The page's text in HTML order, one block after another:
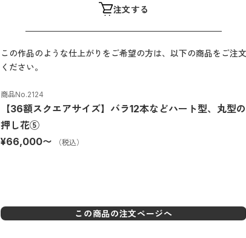
注文する
この作品のような仕上がりをご希望の方は、以下の商品をご注文
ください。
商品No.2124
【36額スクエアサイズ】バラ12本などハート型、丸型の
押し花⑤
¥66,000〜 （税込）
この商品の注文ページへ